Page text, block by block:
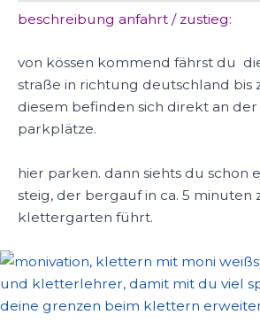
beschreibung anfahrt / zustieg:
von kössen kommend fährst du
straße in richtung deutschland bis
diesem befinden sich direkt an der
parkplätze.
hier parken. dann siehts du schon
steig, der bergauf in ca. 5 minuten
klettergarten führt.